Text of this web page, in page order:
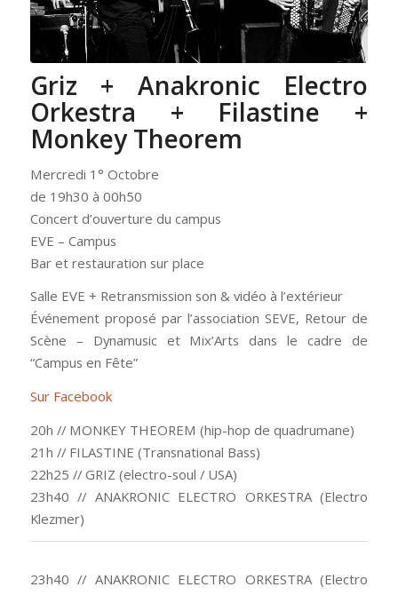
Griz + Anakronic Electro
Orkestra + Filastine +
Monkey Theorem
Mercredi 1° Octobre
de 19h30 à 00h50
Concert d’ouverture du campus
EVE – Campus
Bar et restauration sur place
Salle EVE + Retransmission son & vidéo à l’extérieur
Événement proposé par l’association SEVE, Retour de
Scène – Dynamusic et Mix’Arts dans le cadre de
“Campus en Fête”
Sur Facebook
20h // MONKEY THEOREM (hip-hop de quadrumane)
21h // FILASTINE (Transnational Bass)
22h25 // GRIZ (electro-soul / USA)
23h40 // ANAKRONIC ELECTRO ORKESTRA (Electro
Klezmer)
23h40 // ANAKRONIC ELECTRO ORKESTRA (Electro